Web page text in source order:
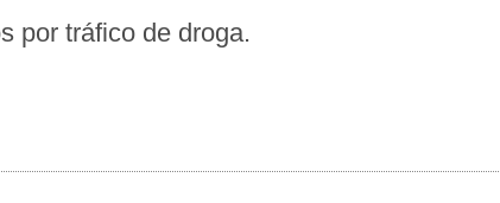
por tráfico de droga.